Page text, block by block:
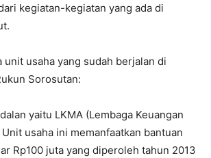
kegiatan-kegiatan yang ada di
unit usaha yang sudah berjalan di
Sorosutan:
yaitu LKMA (Lembaga Keuangan
usaha ini memanfaatkan bantuan
Rp100 juta yang diperoleh tahun 2013